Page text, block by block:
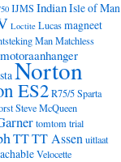
IJMS IndianIsle of Man
Loctite Lucasmagneet
ManMatchless
motoraanhanger
Norton
ES2R75/5Sparta
Steve McQueen
tomtom trial
TTTT Assen uitlaat
Velocette